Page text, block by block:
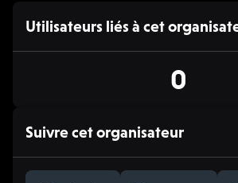
11 AVR. 10:30 - 18:00
Salon du jeu vidéo by CA & LFN
Utilisateurs liés à cet
0
Suivre cet organisateur